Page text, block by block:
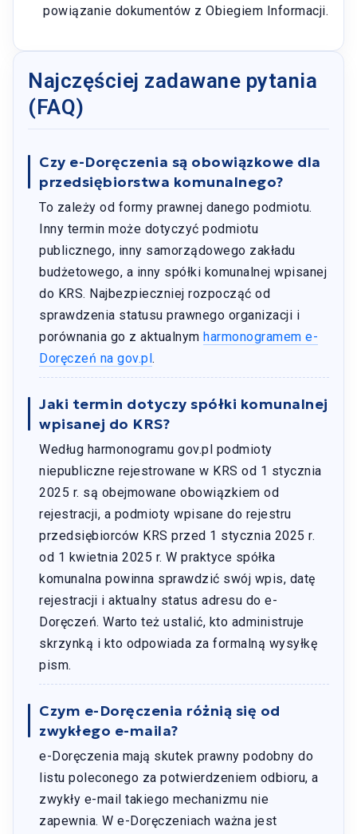
powiązanie dokumentów z Obiegiem Informacji.
Najczęściej zadawane pytania
(FAQ)
Czy e-Doręczenia są obowiązkowe dla
przedsiębiorstwa komunalnego?
To zależy od formy prawnej danego podmiotu.
Inny termin może dotyczyć podmiotu
publicznego, inny samorządowego zakładu
budżetowego, a inny spółki komunalnej wpisanej
do KRS. Najbezpieczniej rozpocząć od
sprawdzenia statusu prawnego organizacji i
porównania go z aktualnym harmonogramem e-
Doręczeń na gov.pl.
Jaki termin dotyczy spółki komunalnej
wpisanej do KRS?
Według harmonogramu gov.pl podmioty
niepubliczne rejestrowane w KRS od 1 stycznia
2025 r. są obejmowane obowiązkiem od
rejestracji, a podmioty wpisane do rejestru
przedsiębiorców KRS przed 1 stycznia 2025 r.
od 1 kwietnia 2025 r. W praktyce spółka
komunalna powinna sprawdzić swój wpis, datę
rejestracji i aktualny status adresu do e-
Doręczeń. Warto też ustalić, kto administruje
skrzynką i kto odpowiada za formalną wysyłkę
pism.
Czym e-Doręczenia różnią się od
zwykłego e-maila?
e-Doręczenia mają skutek prawny podobny do
listu poleconego za potwierdzeniem odbioru, a
zwykły e-mail takiego mechanizmu nie
zapewnia. W e-Doręczeniach ważna jest